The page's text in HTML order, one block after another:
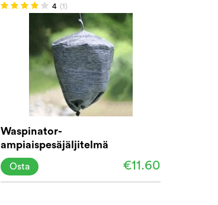
4 (1)
Waspinator-
ampiaispesäjäljitelmä
€11.60
Osta